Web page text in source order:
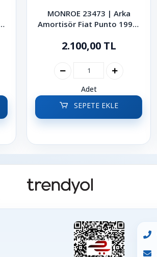
MONROE 23473 | Arka
Amortisör Fiat Punto 1999-
2.100,00 TL
Adet
SEPETE EKLE